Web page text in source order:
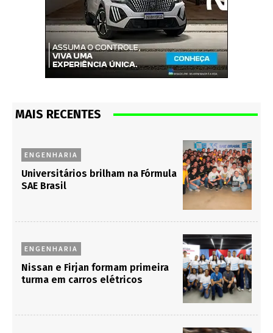
MAIS RECENTES
ENGENHARIA
Universitários brilham na Fórmula
SAE Brasil
ENGENHARIA
Nissan e Firjan formam primeira
turma em carros elétricos